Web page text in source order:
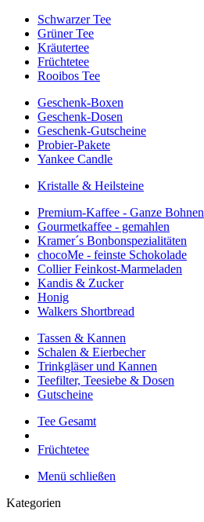
Schwarzer Tee
Grüner Tee
Kräutertee
Früchtetee
Rooibos Tee
Geschenk-Boxen
Geschenk-Dosen
Geschenk-Gutscheine
Probier-Pakete
Yankee Candle
Kristalle & Heilsteine
Premium-Kaffee - Ganze Bohnen
Gourmetkaffee - gemahlen
Kramer´s Bonbonspezialitäten
chocoMe - feinste Schokolade
Collier Feinkost-Marmeladen
Kandis & Zucker
Honig
Walkers Shortbread
Tassen & Kannen
Schalen & Eierbecher
Trinkgläser und Kannen
Teefilter, Teesiebe & Dosen
Gutscheine
Tee Gesamt
Früchtetee
Menü schließen
Kategorien